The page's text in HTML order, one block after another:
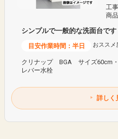
工
商
シンプルで一般的な洗面台です
目安作業時間：半日 おススメ
クリナップ BGA サイズ60cm
レバー水栓
詳しく